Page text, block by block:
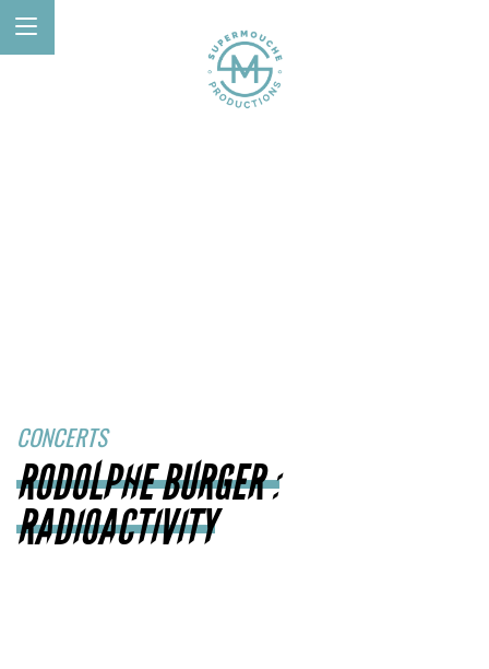
CONCERTS
RODOLPHE BURGER :
RADIOACTIVITY